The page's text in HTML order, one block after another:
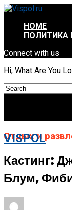
HOME
ПОЛИТИКА
Connect with us
Hi, What Are You
VISPOL
Отдых и
Кастинг:
Блум,